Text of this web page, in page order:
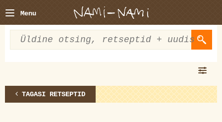
Menu
TAGASI RETSEPTID